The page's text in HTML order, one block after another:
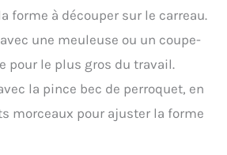
forme à découper sur le carreau.
une meuleuse ou un coupe-
pour le plus gros du travail.
la pince bec de perroquet, en
morceaux pour ajuster la forme